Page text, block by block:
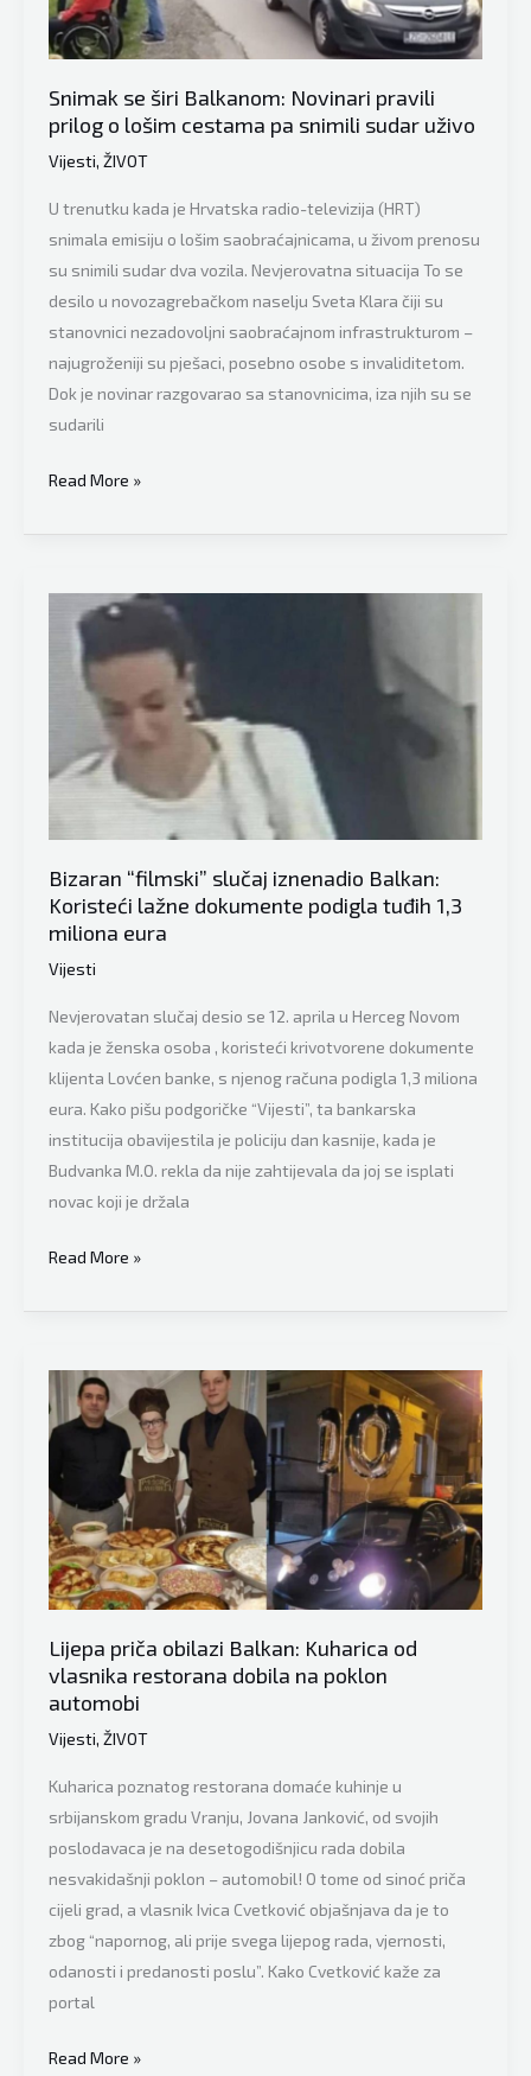
slučaj
iz
Sjeverne
Makedonije
potresao
javnost
Snimak se širi Balkanom: Novinari pravili
prilog o lošim cestama pa snimili sudar uživo
Vijesti, ŽIVOT
U trenutku kada je Hrvatska radio-televizija (HRT)
snimala emisiju o lošim saobraćajnicama, u živom prenosu
su snimili sudar dva vozila. Nevjerovatna situacija To se
desilo u novozagrebačkom naselju Sveta Klara čiji su
stanovnici nezadovoljni saobraćajnom infrastrukturom –
najugroženiji su pješaci, posebno osobe s invaliditetom.
Dok je novinar razgovarao sa stanovnicima, iza njih su se
sudarili
Snimak
širi
Novinari
pravili
prilog
cestama
pa
uživo
Read More »
Bizaran “filmski” slučaj iznenadio Balkan:
Koristeći lažne dokumente podigla tuđih 1,3
miliona eura
Vijesti
Nevjerovatan slučaj desio se 12. aprila u Herceg Novom
kada je ženska osoba , koristeći krivotvorene dokumente
klijenta Lovćen banke, s njenog računa podigla 1,3 miliona
eura. Kako pišu podgoričke “Vijesti”, ta bankarska
institucija obavijestila je policiju dan kasnije, kada je
Budvanka M.O. rekla da nije zahtijevala da joj se isplati
novac koji je držala
Bizaran
slučaj
Balkan:
Koristeći
lažne
dokumente
podigla
tuđih
1,3
miliona
Read More »
Lijepa priča obilazi Balkan: Kuharica od
vlasnika restorana dobila na poklon
automobi
Vijesti, ŽIVOT
Kuharica poznatog restorana domaće kuhinje u
srbijanskom gradu Vranju, Jovana Janković, od svojih
poslodavaca je na desetogodišnjicu rada dobila
nesvakidašnji poklon – automobil! O tome od sinoć priča
cijeli grad, a vlasnik Ivica Cvetković objašnjava da je to
zbog “napornog, ali prije svega lijepog rada, vjernosti,
odanosti i predanosti poslu”. Kako Cvetković kaže za
portal
Lijepa
Read More »